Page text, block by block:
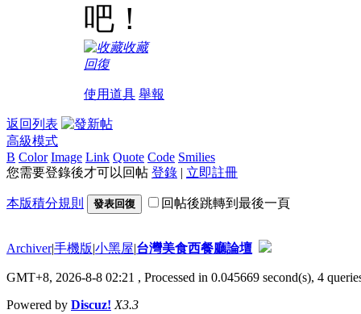
吧！
收藏
回復
使用道具 舉報
返回列表
高級模式
B Color Image Link Quote Code Smilies
您需要登錄後才可以回帖 登錄 | 立即註冊
本版積分規則 發表回復 回帖後跳轉到最後一頁
Archiver|手機版|小黑屋|台灣美食西餐廳論壇
GMT+8, 2026-8-8 02:21 , Processed in 0.045669 second(s), 4
Powered by Discuz! X3.3